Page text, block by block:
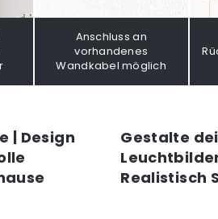
Anschluss an
vorhandenes
Wandkabel möglich
| Design
Gestalte
Realistisch